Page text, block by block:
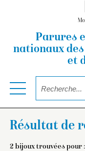
Parures
nationauxdes
et
Résultat de
2 bijoux trouvées pour :